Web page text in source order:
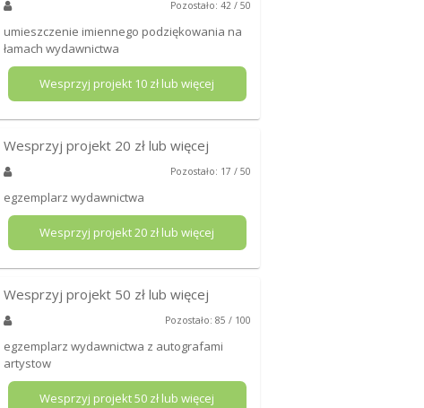
Pozostało: 42 / 50
umieszczenie imiennego podziękowania na
łamach wydawnictwa
Wesprzyj projekt 10 zł lub więcej
Wesprzyj projekt 20 zł lub więcej
Pozostało: 17 / 50
egzemplarz wydawnictwa
Wesprzyj projekt20 zł lub więcej
Wesprzyj projekt 50 zł lub więcej
Pozostało: 85 / 100
egzemplarz wydawnictwa z autografami
artystow
Wesprzyj projekt50 zł lub więcej